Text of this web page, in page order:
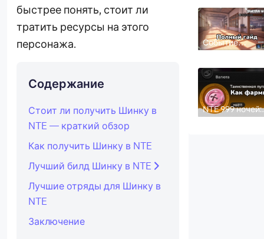
быстрее понять, стоит ли
тратить ресурсы на этого
персонажа.
Содержание
Стоит ли получить Шинку в
NTE — краткий обзор
Как получить Шинку в NTE
Лучший билд Шинку в NTE
Лучшие отряды для Шинку в
NTE
Заключение
ресурсы и где
фармить
Событие
«Теневые
1.2: как быстро
пройти
NTE 999 ночей:
как